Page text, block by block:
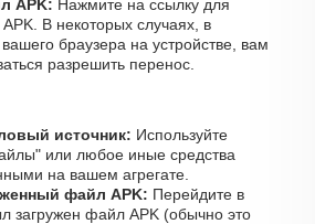
APK: Нажмите на ссылку для
В некоторых случаях, в
браузера на устройстве, вам
разрешить перенос.
источник: Используйте
или любое иные средства
на вашем агрегате.
файл APK: Перейдите в
загружен файл APK (обычно это